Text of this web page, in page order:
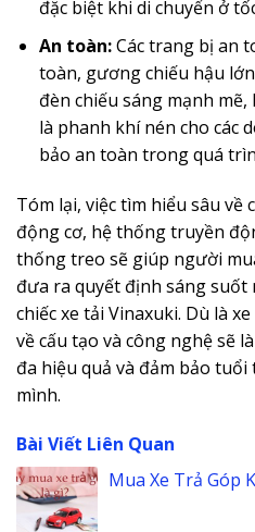
đặc biệt khi di chuyển ở
An toàn:Các trang bị an
toàn, gương chiếu hậu
đèn chiếu sáng mạnh
là phanh khí nén cho các
bảo an toàn trong quá
Tóm lại, việc tìm hiểu sâu về
động cơ, hệ thống truyền
thống treo sẽ giúp người
đưa ra quyết định sáng
chiếc xe tải Vinaxuki. Dù là
về cấu tạo và công nghệ sẽ
đa hiệu quả và đảm bảo
mình.
Bài Viết Liên Quan
Mua Xe Trả Góp